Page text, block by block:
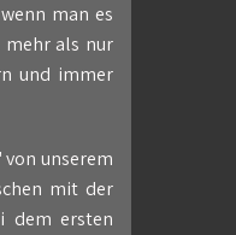
man es
als nur
und immer
unserem
mit der
dem ersten